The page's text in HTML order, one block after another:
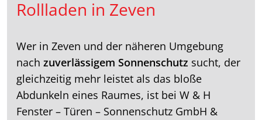
Rollladen in Zeven
Wer in Zeven und der näheren Umgebung
nach zuverlässigem Sonnenschutz sucht, der
gleichzeitig mehr leistet als das bloße
Abdunkeln eines Raumes, ist bei W & H
Fenster – Türen – Sonnenschutz GmbH &